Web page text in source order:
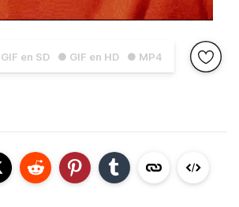
en SD ● GIF en HD ● MP4